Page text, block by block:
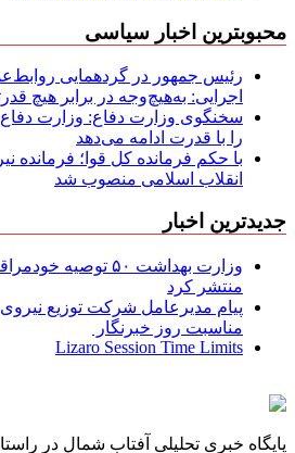
محبوبترین اخبار سیاسی
رئیس جمهور در گردهمایی
اجرایی: به‌هیچ‌وجه در برابر هیچ
سخنگوی وزارت دفاع: وزارت
را با قدرت ادامه می‌دهد
با حکم فرمانده کل قوا؛ فرمانده
انقلاب اسلامی منصوب شد
جدیدترین اخبار
وزارت بهداشت ۵۰
منتشر کرد
پیام مدیرعامل شركت توزیع
مناسبت روز خبرنگار ‌
Lizaro Session Time Limits
پایگاه خبری تحلیلی آفتاب شمال در